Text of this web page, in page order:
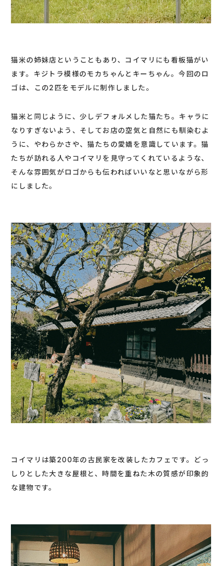
猫米の姉妹店ということもあり、コイマリにも看板猫がい
ます。キジトラ模様のモカちゃんとキーちゃん。今回のロ
ゴは、この2匹をモデルに制作しました。
猫米と同じように、少しデフォルメした猫たち。キャラに
なりすぎないよう、そしてお店の空気と自然にも馴染むよ
うに、やわらかさや、猫たちの愛嬌を意識しています。猫
たちが訪れる人やコイマリを見守ってくれているような、
そんな雰囲気がロゴからも伝わればいいなと思いながら形
にしました。
コイマリは築200年の古民家を改装したカフェです。どっ
しりとした大きな屋根と、時間を重ねた木の質感が印象的
な建物です。